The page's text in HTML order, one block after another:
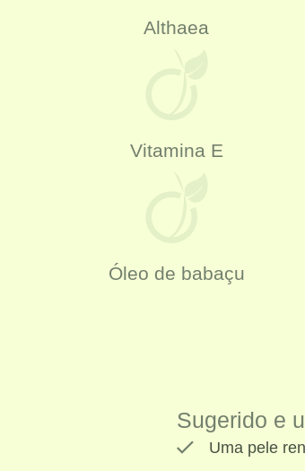
Althaea
Vitamina E
Óleo de babaçu
Sugerido e
Uma pele